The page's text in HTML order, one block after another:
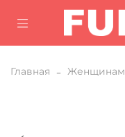
Главная Женщинам